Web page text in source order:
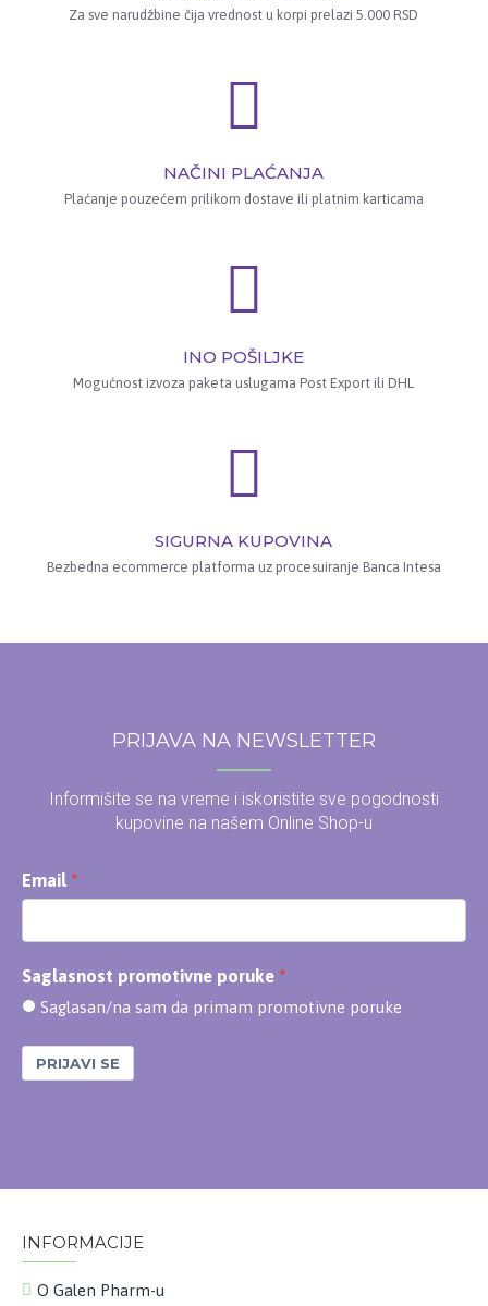
Za sve narudžbine čija vrednost u korpi prelazi 5.000 RSD
NAČINI PLAĆANJA
Plaćanje pouzećem prilikom dostave ili platnim karticama
INO POŠILJKE
Mogućnost izvoza paketa uslugama Post Export ili DHL
SIGURNA KUPOVINA
Bezbedna ecommerce platforma uz procesuiranje Banca Intesa
PRIJAVA NA NEWSLETTER
Informišite se na vreme i iskoristite sve pogodnosti
kupovine na našem Online Shop-u
Email
Saglasnost promotivne poruke
Saglasan/na sam da primam promotivne poruke
PRIJAVI SE
INFORMACIJE
O Galen Pharm-u